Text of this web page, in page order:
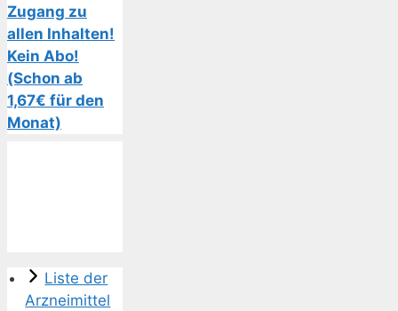
Zugang zu
allen Inhalten!
Kein Abo!
(Schon ab
1,67€ für den
Monat)
Liste der
Arzneimittel